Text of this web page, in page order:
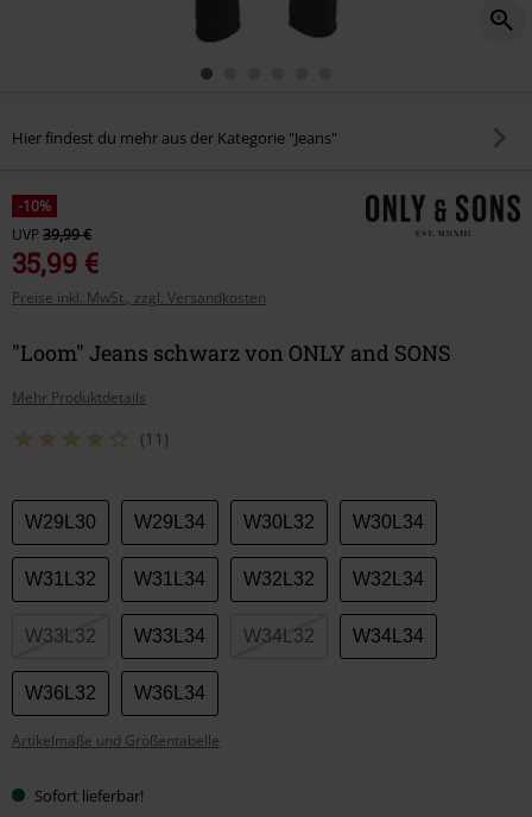
Hier findest du mehr aus der Kategorie "Jeans"
-10%
UVP39,99 €
35,99 €
Preise inkl. MwSt., zzgl. Versandkosten
"Loom" Jeans schwarz von ONLY and SONS
Mehr Produktdetails
(11)
Wähle
deine
Größe
W29L30 W29L34 W30L32 W30L34
W31L32 W31L34 W32L32 W32L34
W33L32 W33L34 W34L32 W34L34
W36L32 W36L34
Artikelmaße und Größentabelle
Sofort lieferbar!